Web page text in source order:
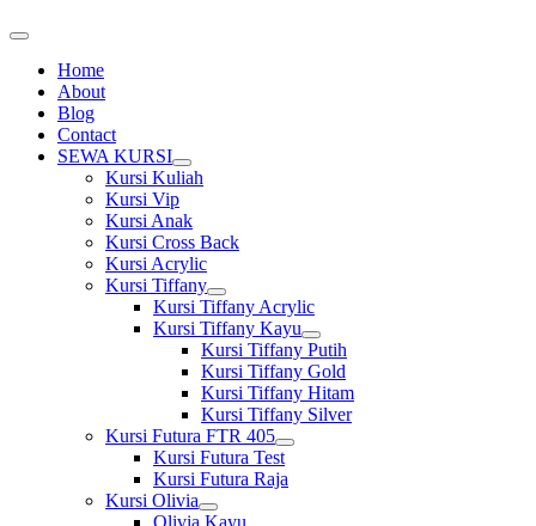
Home
About
Blog
Contact
SEWA KURSI
Show
sub
Kursi Kuliah
Kursi Vip
Kursi Anak
Kursi Cross Back
Kursi Acrylic
Kursi Tiffany
Show
sub
menu
Kursi Tiffany Acrylic
Kursi Tiffany Kayu
Show
sub
menu
Kursi Tiffany Putih
Kursi Tiffany Gold
Kursi Tiffany Hitam
Kursi Tiffany Silver
Kursi Futura FTR 405
Show
sub
menu
Kursi Futura Test
Kursi Futura Raja
Kursi Olivia
Show
Olivia Kayu